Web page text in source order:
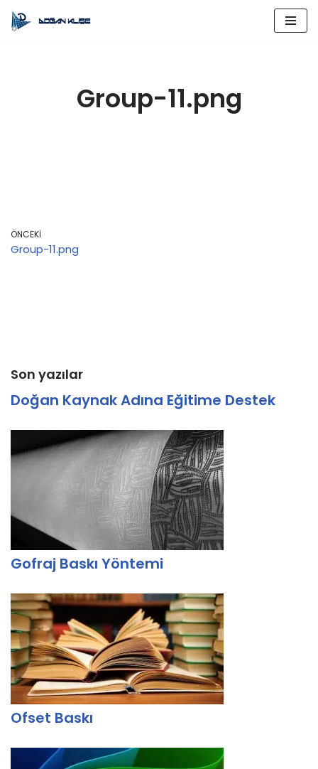
Group-11.png
ÖNCEKI
Group-11.png
Son yazılar
Doğan Kaynak Adına Eğitime Destek
Gofraj Baskı Yöntemi
Ofset Baskı